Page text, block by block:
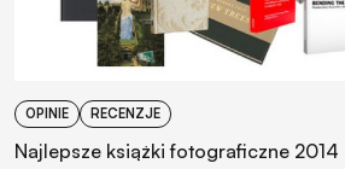
OPINIE RECENZJE
Najlepsze książki fotograficzne 2014